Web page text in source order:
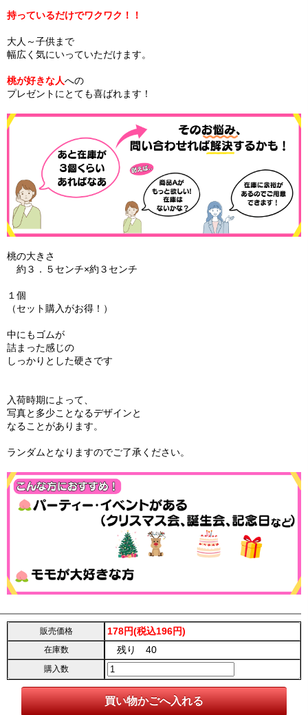
持っているだけでワクワク！！
大人～子供まで
幅広く気にいっていただけます。
桃が好きな人への
プレゼントにとても喜ばれます！
桃の大きさ
約３．５センチ×約３センチ
１個
（セット購入がお得！）
中にもゴムが
詰まった感じの
しっかりとした硬さです
入荷時期によって、
写真と多少ことなるデザインと
なることがあります。
ランダムとなりますのでご了承ください。
販売価格 178円(税込196円)
在庫数 残り 40
購入数